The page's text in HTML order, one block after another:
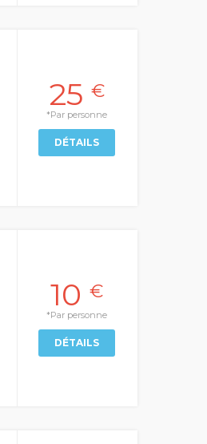
25 €
*Par personne
DÉTAILS
10€
*Par personne
DÉTAILS